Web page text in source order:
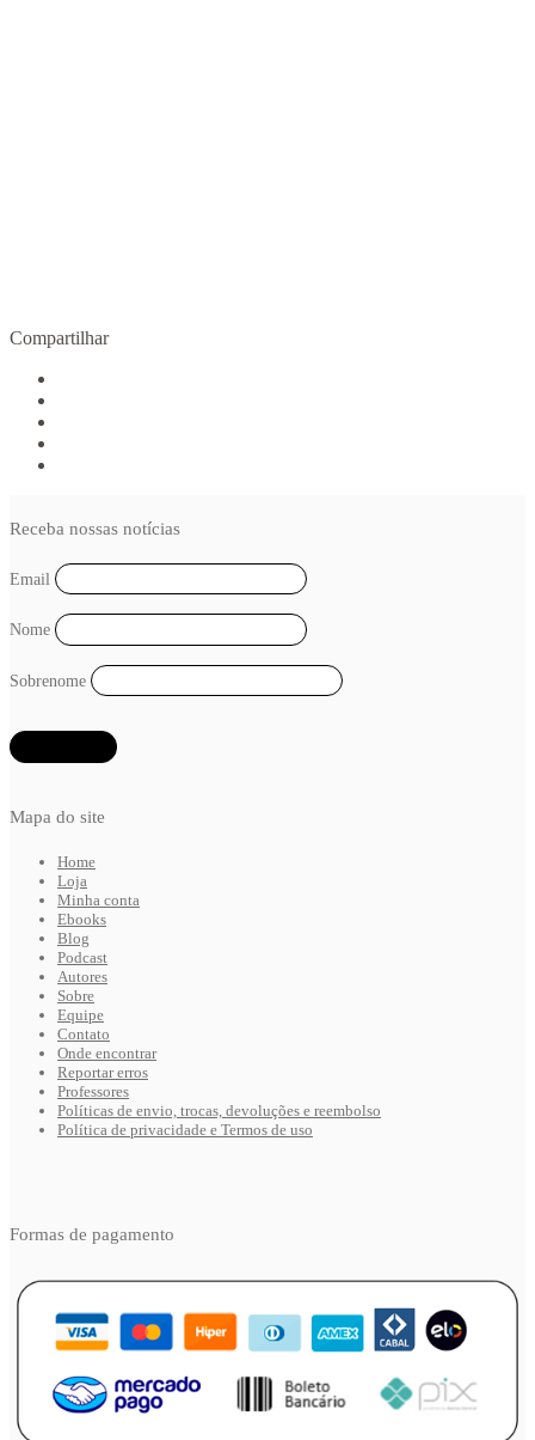
Compartilhar
Mapa do site
Home
Loja
Minha conta
Ebooks
Blog
Podcast
Autores
Sobre
Equipe
Contato
Onde encontrar
Reportar erros
Professores
Políticas de envio, trocas, devoluções e reembolso
Política de privacidade e Termos de uso
Receba nossas notícias
Email
Nome
Sobrenome
Formas de pagamento